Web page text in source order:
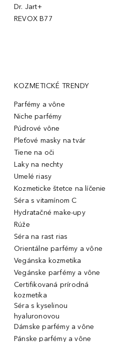
Dr. Jart+
REVOX B77
KOZMETICKÉ TRENDY
Parfémy a vône
Niche parfémy
Púdrové vône
Pleťové masky na tvár
Tiene na oči
Laky na nechty
Umelé riasy
Kozmeticke štetce na líčenie
Séra s vitamínom C
Hydratačné make-upy
Rúže
Séra na rast rias
Orientálne parfémy a vône
Vegánska kozmetika
Vegánske parfémy a vône
Certifikovaná prírodná
kozmetika
Séra s kyselinou
hyaluronovou
Dámske parfémy a vône
Pánske parfémy a vône